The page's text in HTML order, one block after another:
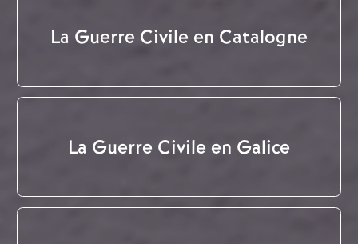
La Guerre Civile en Catalogne
La Guerre Civile en Galice